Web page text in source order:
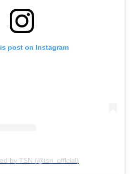
post on Instagram
by TSN (@tsn_official)